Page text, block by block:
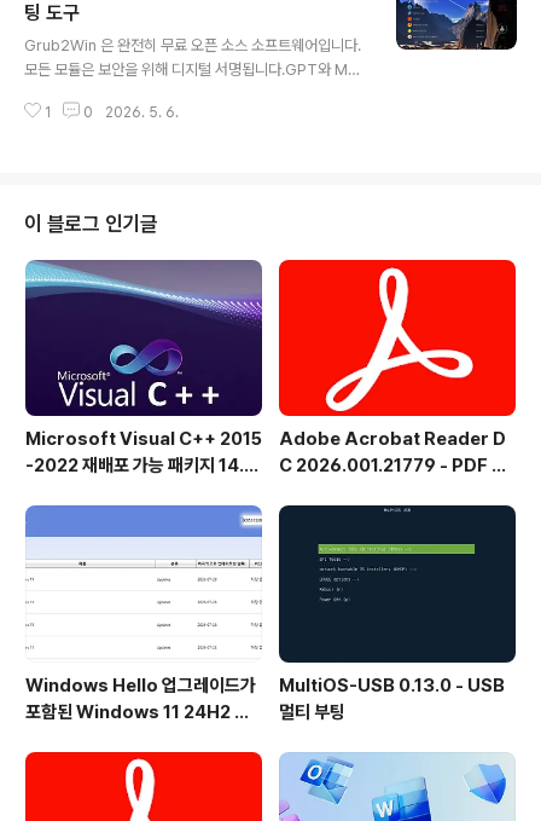
설계되었습니다.이 프로그램의 기능- 새 호스트 추가 (IP
주소 및 호스트 이름)- 호스트 삭제- 변경 사항 저장- 읽기
전용 상태 변경 (hosts 파일)- hosts 파일 백업- 백업에
없는 경우 - C:/Windows/S..
팅 도구
Grub2Win 은 완전히 무료 오픈 소스 소프트웨어입니다.
모든 모듈은 보안을 위해 디지털 서명됩니다.GPT와 MBR
전하게 부팅합니다.64비트 및 32비트 EFI 펌웨어와 BIO
B 단일 디렉터리에 있습니다.EFI 시스템에서는 EFI 파티션
에 몇 개의 작은 모듈이 설치됩니다.간단한 Windows G
UI 및 지침을 사용하여 Grub2Win을 빠르고 안전하게 설
치할 수 있습니다.여러 OS 중에서 선택합니다. Android,
1 0 2026. 5. 6.
이 블로그 인기글
Microsoft Visual C++ 2015
-2022 재배포 가능 패키지 14.5
Adobe Acrobat Reader D
C 2026.001.21779 - PDF 뷰
Windows Hello 업그레이드가
포함된 Windows 11 24H2 및
출시
MultiOS-USB 0.13.0 - USB
멀티 부팅